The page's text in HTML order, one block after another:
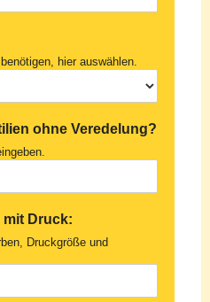
hier auswählen.
ohne Veredelung?
mit Druck:
Druckgröße und